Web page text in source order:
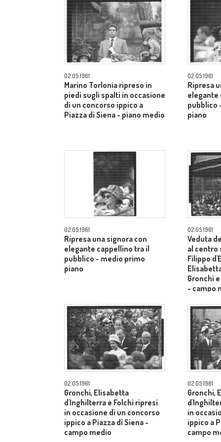
02.05.1961
Marino Torlonia ripreso in
piedi sugli spalti in occasione
di un concorso ippico a
Piazza di Siena - piano medio
02.05.1961
Ripresa
elegante
pubblico
piano
02.05.1961
Ripresa una signora con
elegante cappellino tra il
pubblico - medio primo
piano
02.05.1961
Veduta
al centro
Filippo
Gronchi
- campo
02.05.1961
Gronchi, Elisabetta
d'Inghilterra e Folchi ripresi
in occasione di un concorso
ippico a Piazza di Siena -
campo medio
02.05.1961
Gronchi,
in
ippico a
campo